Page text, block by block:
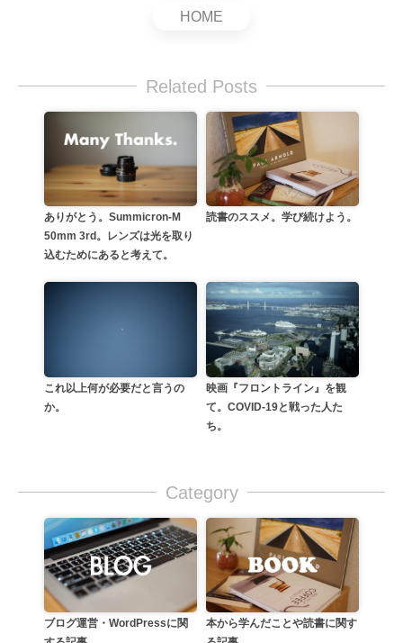
HOME
Related Posts
ありがとう。Summicron-M
50mm 3rd。レンズは光を取り
込むためにあると考えて。
読書のススメ。学び続けよう。
これ以上何が必要だと言うの
か。
映画『フロントライン』を観
て。COVID-19と戦った人た
ち。
Category
ブログ運営・WordPressに関
本から学んだことや読書に関す